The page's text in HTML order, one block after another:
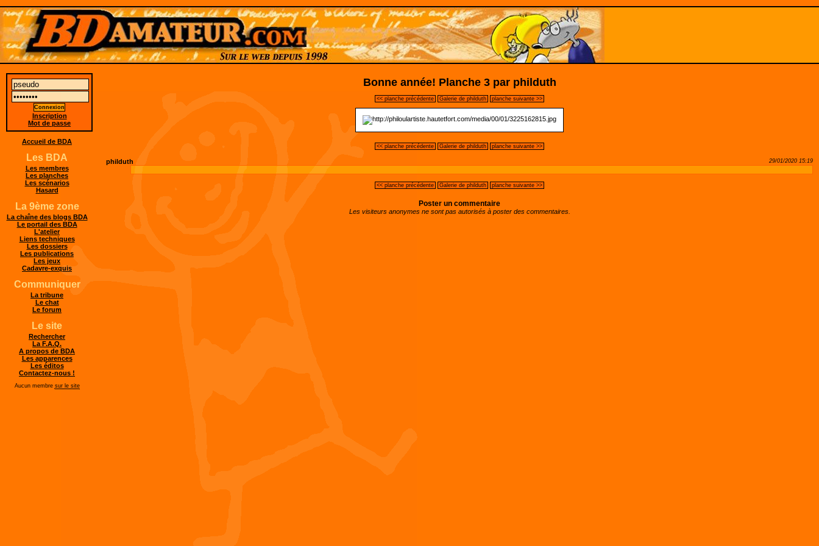
Bonne année! Planche 3 par philduth
<< planche précédente Galerie de philduth planche suivante >>
<< planche précédente Galerie de philduth planche suivante >>
29/01/2020 15:19
philduth
<< planche précédente Galerie de philduth planche suivante >>
Poster un commentaire
Les visiteurs anonymes ne sont pas autorisés à poster des commentaires.
Inscription
Mot de passe
Accueil de BDA
Les BDA
Les membres
Les planches
Les scénarios
Hasard
La 9ème zone
La chaîne des blogs BDA
Le portail des BDA
L'atelier
Liens techniques
Les dossiers
Les publications
Les jeux
Cadavre-exquis
Communiquer
La tribune
Le chat
Le forum
Le site
Rechercher
La F.A.Q.
A propos de BDA
Les apparences
Les éditos
Contactez-nous !
Aucun membre sur le site